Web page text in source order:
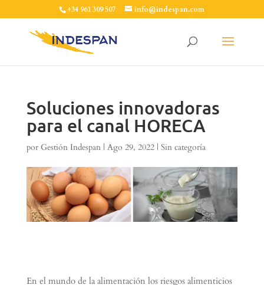
+34 961 309 507 info@indespan.com
Soluciones innovadoras
para el canal HORECA
por Gestión Indespan| Ago 29, 2022| Sin categoría
En el mundo de la alimentación los riesgos alimenticios